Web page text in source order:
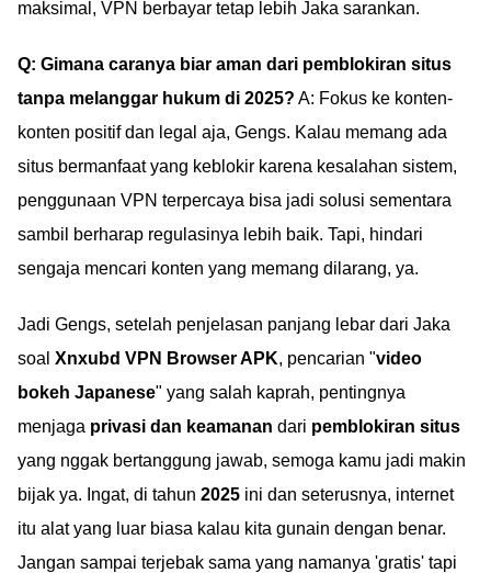
maksimal, VPN berbayar tetap lebih Jaka sarankan.
Q: Gimana caranya biar aman dari pemblokiran situs
tanpa melanggar hukum di 2025? A: Fokus ke konten-
konten positif dan legal aja, Gengs. Kalau memang ada
situs bermanfaat yang keblokir karena kesalahan sistem,
penggunaan VPN terpercaya bisa jadi solusi sementara
sambil berharap regulasinya lebih baik. Tapi, hindari
sengaja mencari konten yang memang dilarang, ya.
Jadi Gengs, setelah penjelasan panjang lebar dari Jaka
soal Xnxubd VPN Browser APK, pencarian "video
bokeh Japanese" yang salah kaprah, pentingnya
menjaga privasi dan keamanan dari pemblokiran situs
yang nggak bertanggung jawab, semoga kamu jadi makin
bijak ya. Ingat, di tahun 2025 ini dan seterusnya, internet
itu alat yang luar biasa kalau kita gunain dengan benar.
Jangan sampai terjebak sama yang namanya 'gratis' tapi